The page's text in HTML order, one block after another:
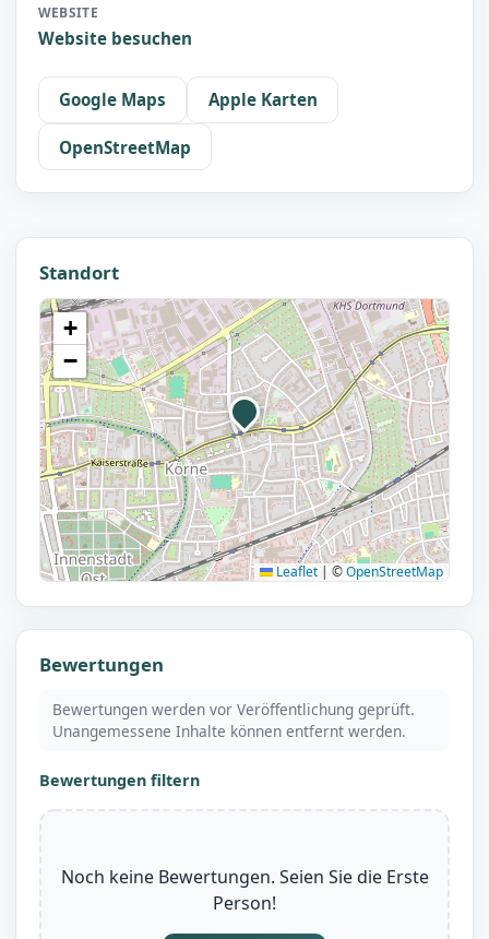
WEBSITE
Website besuchen
Google Maps Apple Karten
OpenStreetMap
Standort
+
−
Leaflet | ©OpenStreetMap
Bewertungen
Bewertungen werden vor Veröffentlichung geprüft.
Unangemessene Inhalte können entfernt werden.
Bewertungen filtern
Noch keine Bewertungen. Seien Sie die Erste
Person!